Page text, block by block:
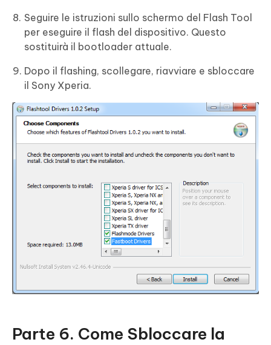
Seguire le istruzioni sullo schermo del Flash Tool
per eseguire il flash del dispositivo. Questo
sostituirà il bootloader attuale.
Dopo il flashing, scollegare, riavviare e sbloccare
il Sony Xperia.
Parte 6. Come Sbloccare la